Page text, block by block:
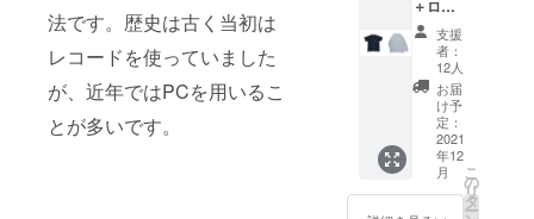
法です。歴史は古く当初は
レコードを使っていました
が、近年ではPCを用いるこ
とが多いです。
＋ロン
グTシャ
ツ】 サ
イズを
〈M/L/X
L/2XL〉
の中か
らお選
びいた
だけま
す。ご
支援
者：
12人
お届
け予
定：
2021
年12
月
こ
の
リ
タ
ー